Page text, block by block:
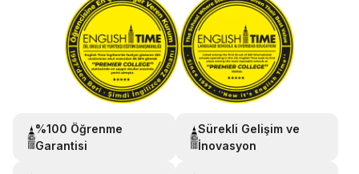
%100 Öğrenme
Garantisi
Sürekli Gelişim ve
İnovasyon